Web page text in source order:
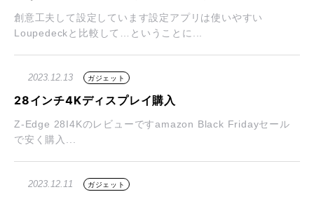
創意工夫して設定しています設定アプリは使いやすい
Loupedeckと比較して…ということに...
2023.12.13 ガジェット
28インチ4Kディスプレイ購入
Z-Edge 28I4Kのレビューですamazon Black Fridayセール
で安く購入...
2023.12.11 ガジェット